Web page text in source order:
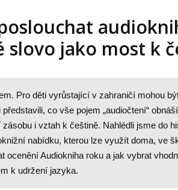
slovo jako most k
Pro děti vyrůstající v zahraničí mohou
co vše pojem „audiočtení“
i vztah k češtině. Nahlédli jsme do
nabídku, kterou lze využít doma, ve
ocenění Audiokniha roku a jak vybrat
k udržení jazyka.